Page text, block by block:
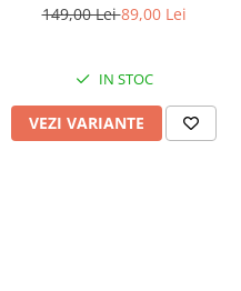
149,00 Lei89,00 Lei
IN STOC
VEZI VARIANTE